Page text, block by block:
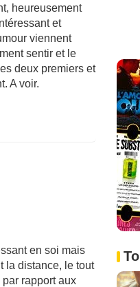
heureusement
et
viennent
sentir et le
deux premiers et
A voir.
en soi mais
la distance, le tout
rapport aux